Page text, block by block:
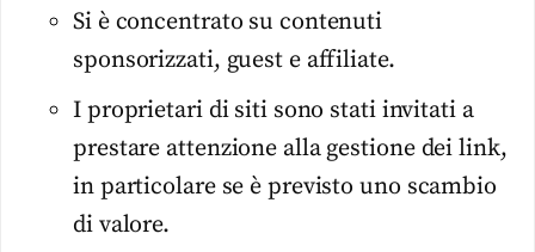
Si è concentrato su contenuti
sponsorizzati, guest e affiliate.
I proprietari di siti sono stati invitati a
prestare attenzione alla gestione dei link,
in particolare se è previsto uno scambio
di valore.